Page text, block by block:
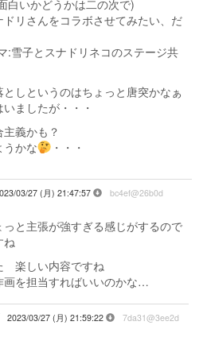
白いかどうかは二の次で)
リさんをコラボさせてみたい、だ
:雪子とスナドリネコのステージ共
しというのはちょっと唐突かなぁ
ましたが・・・
主義かも？
うかな
・・・
03/27 (月) 21:47:57 bc4ef@26b0d
と主張が強すぎる感じがするので
ね
楽しい内容ですね
画を担当すればいいのかな…
2023/03/27 (月) 21:59:22 7da31@3ee2d